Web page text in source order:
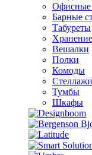
Офисные
Барные
Табуреты
Хранение
Вешалки
Полки
Комоды
Стеллажи
Тумбы
Шкафы